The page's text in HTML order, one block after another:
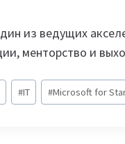
из ведущих
менторство и
#IT #Microsoft for